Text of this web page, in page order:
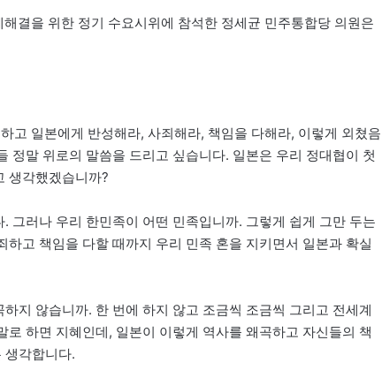
결을 위한 정기 수요시위에 참석한 정세균 민주통합당 의원은
고 일본에게 반성해라, 사죄해라, 책임을 다해라, 이렇게 외쳤음
정말 위로의 말씀을 드리고 싶습니다. 일본은 우리 정대협이 첫
생각했겠습니까?
그러나 우리 한민족이 어떤 민족입니까. 그렇게 쉽게 그만 두는
고 책임을 다할 때까지 우리 민족 혼을 지키면서 일본과 확실
지 않습니까. 한 번에 하지 않고 조금씩 조금씩 그리고 전세계
하면 지혜인데, 일본이 이렇게 역사를 왜곡하고 자신들의 책
생각합니다.